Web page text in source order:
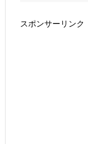
スポンサーリンク